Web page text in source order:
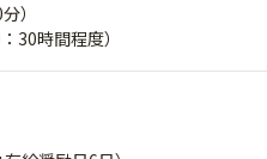
）
30時間程度）